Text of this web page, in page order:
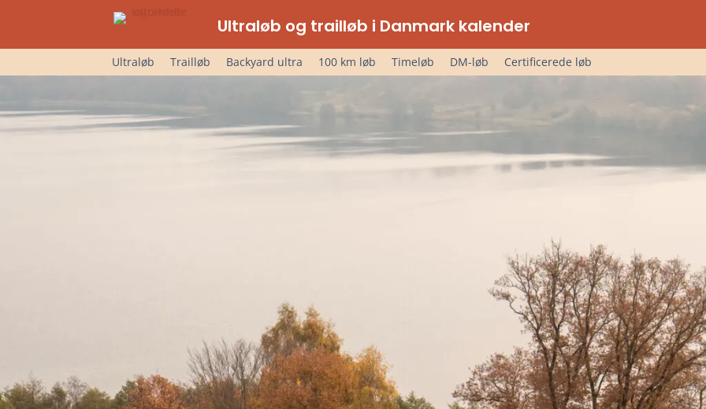
Ultraløb og trailløb i Danmark kalender
Ultraløb Trailløb Backyard ultra 100 km løb Timeløb DM-løb Certificerede løb